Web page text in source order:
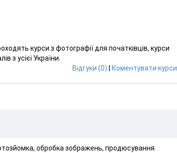
курси з фотографії для початківців, курси
з усієї України.
Відгуки (0)
Коментувати курси
обробка зображень, продюсування